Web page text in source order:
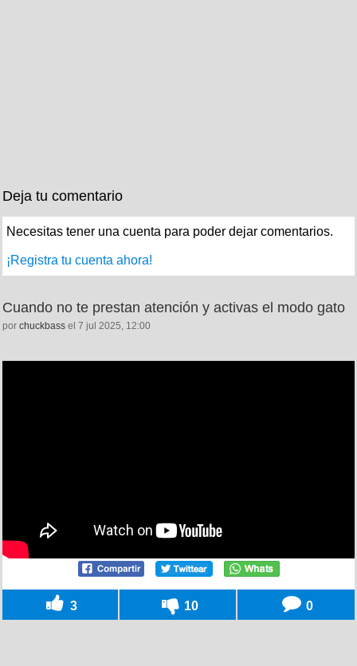
Deja tu comentario
Necesitas tener una cuenta para poder dejar comentarios.
¡Registra tu cuenta ahora!
Cuando no te prestan atención y activas el modo gato
por chuckbass el 7 jul 2025, 12:00
3 10 0